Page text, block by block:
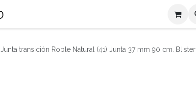
Contacto
Junta transición Roble Natural (41) Junta 37 mm 90 cm. Blister